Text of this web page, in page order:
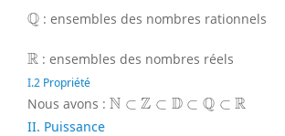
Q
Q : ensembles des nombres rationnels
R
R : ensembles des nombres réels
I.2 Propriété
Nous avons : N ⊂ Z ⊂ D ⊂ Q ⊂ R
N ⊂Z⊂ D ⊂Q⊂R
II. Puissance